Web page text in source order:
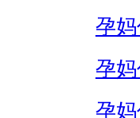
孕
孕
孕